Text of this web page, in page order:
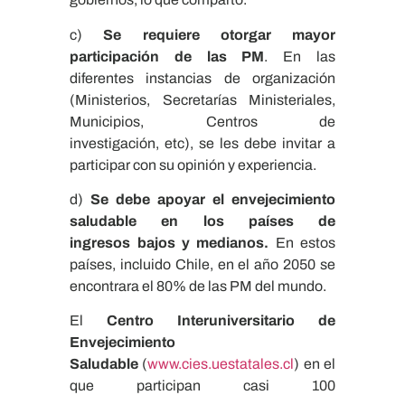
c)Se requiere otorgar mayor
participación de las PM. En las
diferentes instancias de organización
(Ministerios, Secretarías Ministeriales,
Municipios, Centros de
investigación, etc), se les debe invitar a
participar con su opinión y experiencia.
d)Se debe apoyar el envejecimiento
saludable en los países de
ingresos bajos y medianos. En estos
países, incluido Chile, en el año 2050 se
encontrara el 80% de las PM del mundo.​
ElCentro Interuniversitario de
Envejecimiento
Saludable (www.cies.uestatales.cl) en el
que participan casi 100